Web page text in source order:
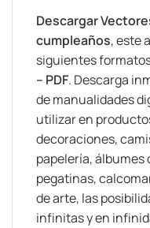
Descargar
cumpleaños, este
siguientes
– PDF. Descarga
de manualidades
utilizar en
decoraciones,
papelería, álbumes
pegatinas,
de arte, las
infinitas y en